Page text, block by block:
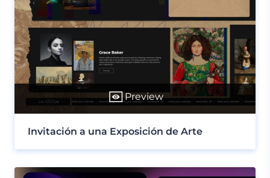
Preview
Invitación a una Exposición de Arte